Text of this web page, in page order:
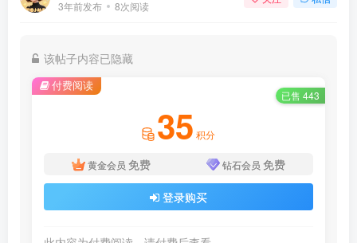
3年前发布 8次阅读
该帖子内容已隐藏
付费阅读
已售 443
35 积分
黄金会员 免费 钻石会员 免费
登录购买